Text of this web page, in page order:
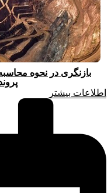
بازنگری در نحوه
اطلاعات بیشتر